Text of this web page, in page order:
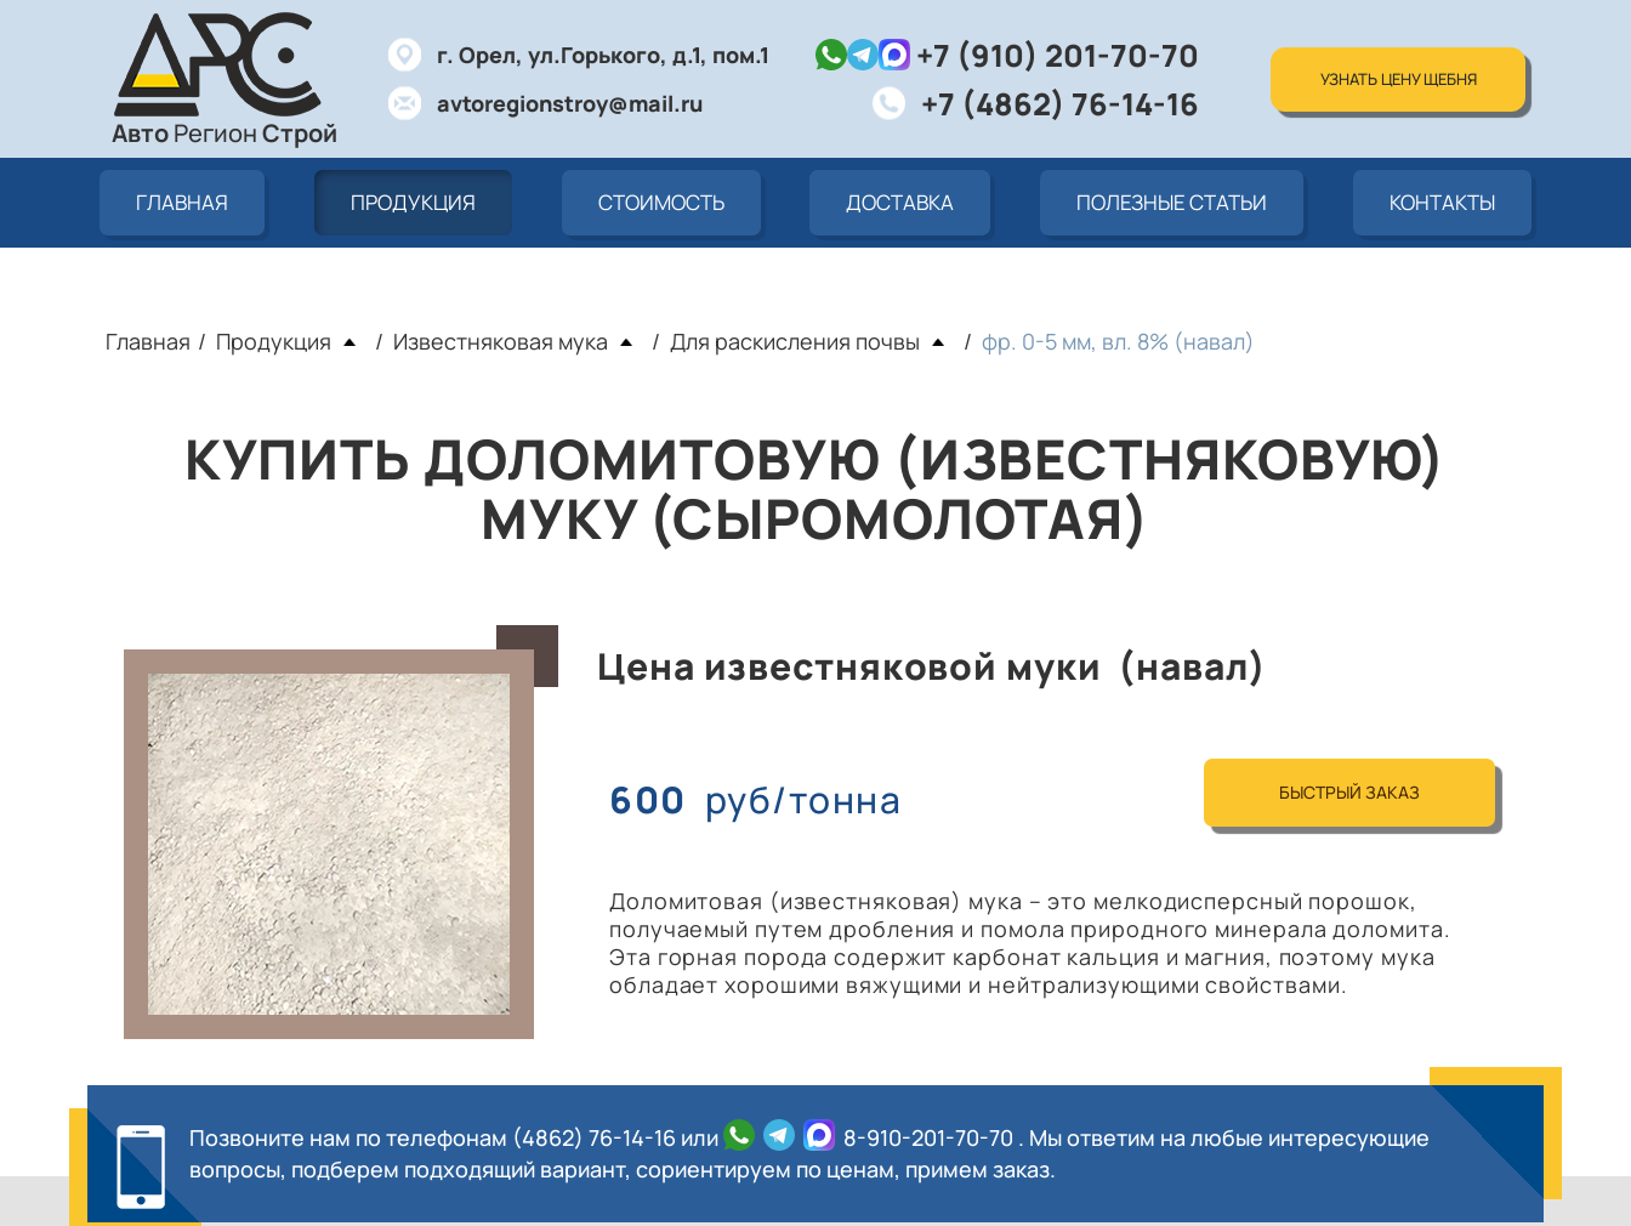
АвтоРегионСтрой
г. Орел, ул.Горького, д.1, пом.1
avtoregionstroy@mail.ru
+7 (910) 201-70-70
+7 (4862) 76-14-16
УЗНАТЬ ЦЕНУ ЩЕБНЯ
ГЛАВНАЯ ПРОДУКЦИЯ СТОИМОСТЬ ДОСТАВКА ПОЛЕЗНЫЕ СТАТЬИ КОНТАКТЫ
Главная Продукция Известняковая мука Для раскисления почвы фр. 0-5 мм, вл. 8% (навал)
КУПИТЬ ДОЛОМИТОВУЮ (ИЗВЕСТНЯКОВУЮ)
МУКУ (СЫРОМОЛОТАЯ)
Цена известняковой муки (навал)
600 руб/тонна БЫСТРЫЙ ЗАКАЗ
Доломитовая (известняковая) мука – это мелкодисперсный порошок,
получаемый путем дробления и помола природного минерала доломита.
Эта горная порода содержит карбонат кальция и магния, поэтому мука
обладает хорошими вяжущими и нейтрализующими свойствами.
Позвоните нам по телефонам (4862) 76-14-16 или 8-910-201-70-70 . Мы ответим на любые интересующие
вопросы, подберем подходящий вариант, сориентируем по ценам, примем заказ.